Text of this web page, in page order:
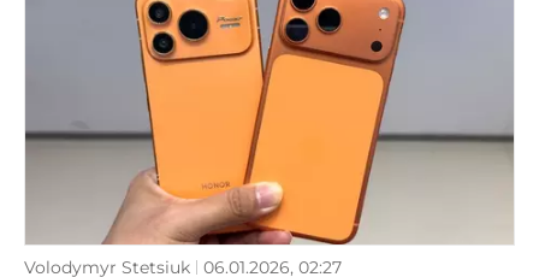
Volodymyr Stetsiuk 06.01.2026, 02:27